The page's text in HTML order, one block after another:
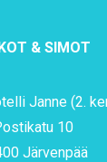
& SIMOT
Janne (2.
10
Järvenpää